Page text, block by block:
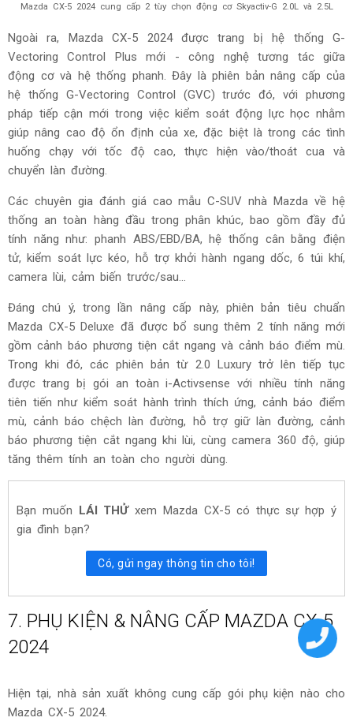
Mazda CX-5 2024 cung cấp 2 tùy chọn động cơ Skyactiv-G 2.0L và 2.5L
Ngoài ra, Mazda CX-5 2024 được trang bị hệ thống G-
Vectoring Control Plus mới - công nghệ tương tác giữa
động cơ và hệ thống phanh. Đây là phiên bản nâng cấp của
hệ thống G-Vectoring Control (GVC) trước đó, với phương
pháp tiếp cận mới trong việc kiểm soát động lực học nhằm
giúp nâng cao độ ổn định của xe, đặc biệt là trong các tình
huống chạy với tốc độ cao, thực hiện vào/thoát cua và
chuyển làn đường.
Các chuyên gia đánh giá cao mẫu C-SUV nhà Mazda về hệ
thống an toàn hàng đầu trong phân khúc, bao gồm đầy đủ
tính năng như: phanh ABS/EBD/BA, hệ thống cân bằng điện
tử, kiểm soát lực kéo, hỗ trợ khởi hành ngang dốc, 6 túi khí,
camera lùi, cảm biến trước/sau...
Đáng chú ý, trong lần nâng cấp này, phiên bản tiêu chuẩn
Mazda CX-5 Deluxe đã được bổ sung thêm 2 tính năng mới
gồm cảnh báo phương tiện cắt ngang và cảnh báo điểm mù.
Trong khi đó, các phiên bản từ 2.0 Luxury trở lên tiếp tục
được trang bị gói an toàn i-Activsense với nhiều tính năng
tiên tiến như kiểm soát hành trình thích ứng, cảnh báo điểm
mù, cảnh báo chệch làn đường, hỗ trợ giữ làn đường, cảnh
báo phương tiện cắt ngang khi lùi, cùng camera 360 độ, giúp
tăng thêm tính an toàn cho người dùng.
Bạn muốn LÁI THỬ xem Mazda CX-5 có thực sự hợp ý
gia đình bạn?
Có, gửi ngay thông tin cho tôi!
7. PHỤ KIỆN & NÂNG CẤP MAZDA CX-5
2024
Hiện tại, nhà sản xuất không cung cấp gói phụ kiện nào cho
Mazda CX-5 2024.